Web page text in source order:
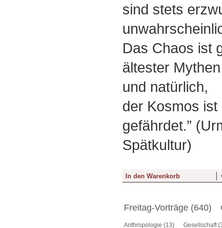
sind stets
Das Chaos ist
ältester
und natürlich,
der Kosmos
gefährdet.”
Spätkultur)
Freitag-Vorträge (640)
Anthropologie (13) Gesellschaft